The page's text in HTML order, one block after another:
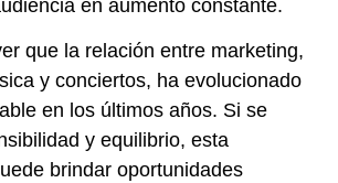
en aumento constante.
que la relación entre marketing,
y conciertos, ha evolucionado
en los últimos años. Si se
y equilibrio, esta
brindar oportunidades